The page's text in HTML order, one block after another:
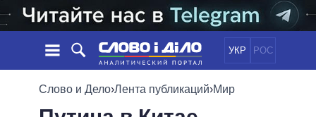
УКР РОС
НОВОСТИ
Слово и Дело›Лента публикаций›Мир